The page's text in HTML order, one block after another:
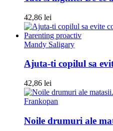
42,86 lei
Mandy Saligary
Ajuta-ti copilul sa
42,86 lei
Frankopan
Noile drumuri ale